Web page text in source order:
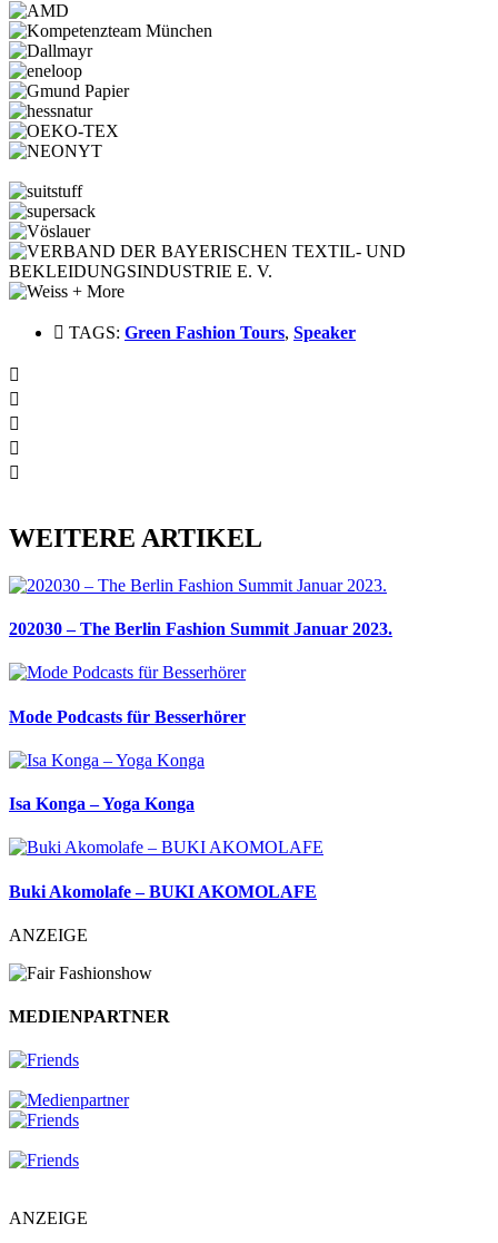
TAGS: Green Fashion Tours, Speaker
WEITERE ARTIKEL
202030 – The Berlin Fashion Summit Januar 2023.
Mode Podcasts für Besserhörer
Isa Konga – Yoga Konga
Buki Akomolafe – BUKI AKOMOLAFE
ANZEIGE
MEDIENPARTNER
ANZEIGE